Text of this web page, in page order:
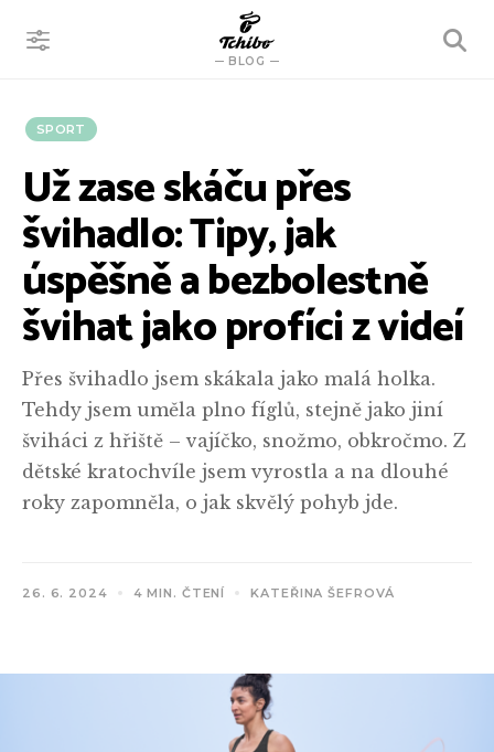
BLOG
VYHLEDÁVÁNÍ
SPORT
Už zase skáču přes
švihadlo: Tipy, jak
úspěšně a bezbolestně
švihat jako profíci z videí
Přes švihadlo jsem skákala jako malá holka.
Tehdy jsem uměla plno fíglů, stejně jako jiní
šviháci z hřiště – vajíčko, snožmo, obkročmo. Z
dětské kratochvíle jsem vyrostla a na dlouhé
roky zapomněla, o jak skvělý pohyb jde.
26. 6. 2024 4 MIN. ČTENÍ KATEŘINA ŠEFROVÁ